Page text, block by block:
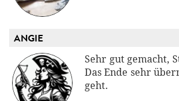
ANGIE
Sehr gut gemacht,
Das Ende sehr
geht.